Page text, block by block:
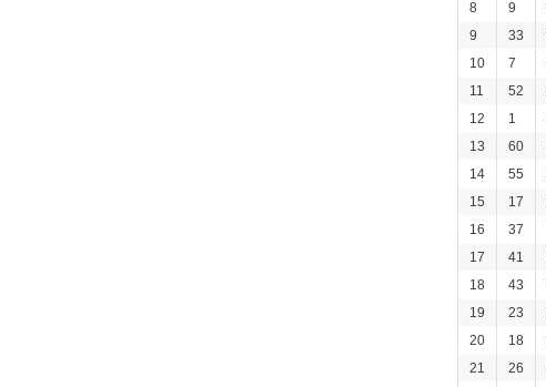
8
9
9
33
10
7
11
52
12
1
13
60
14
55
15
17
16
37
17
41
18
43
19
23
20
18
21
26